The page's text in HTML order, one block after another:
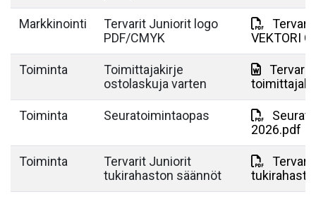
Markkinointi
Tervarit Juniorit logo
PDF/CMYK
VEKTORI
Toiminta
Toimittajakirje
ostolaskuja varten
Tervarit
Toiminta Seuratoimintaopas
2026.pdf
Toiminta
Tervarit Juniorit
tukirahaston säännöt